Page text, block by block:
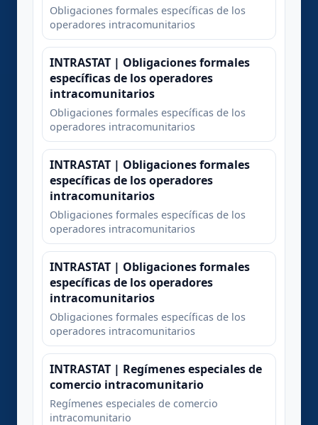
Obligaciones formales específicas de los
operadores intracomunitarios
INTRASTAT | Obligaciones formales
específicas de los operadores
intracomunitarios
Obligaciones formales específicas de los
operadores intracomunitarios
INTRASTAT | Obligaciones formales
específicas de los operadores
intracomunitarios
Obligaciones formales específicas de los
operadores intracomunitarios
INTRASTAT | Obligaciones formales
específicas de los operadores
intracomunitarios
Obligaciones formales específicas de los
operadores intracomunitarios
INTRASTAT | Regímenes especiales de
comercio intracomunitario
Regímenes especiales de comercio
intracomunitario